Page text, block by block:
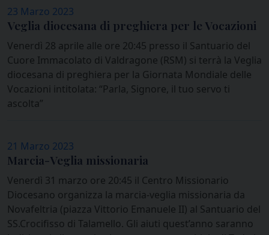
23 Marzo 2023
Veglia diocesana di preghiera per le Vocazioni
Venerdì 28 aprile alle ore 20:45 presso il Santuario del
Cuore Immacolato di Valdragone (RSM) si terrà la Veglia
diocesana di preghiera per la Giornata Mondiale delle
Vocazioni intitolata: “Parla, Signore, il tuo servo ti
ascolta”
21 Marzo 2023
Marcia-Veglia missionaria
Venerdì 31 marzo ore 20:45 il Centro Missionario
Diocesano organizza la marcia-veglia missionaria da
Novafeltria (piazza Vittorio Emanuele II) al Santuario del
SS.Crocifisso di Talamello. Gli aiuti quest’anno saranno